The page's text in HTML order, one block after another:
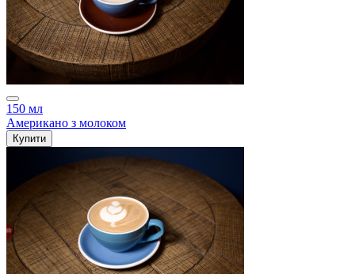
150 мл
Американо з молоком
Купити